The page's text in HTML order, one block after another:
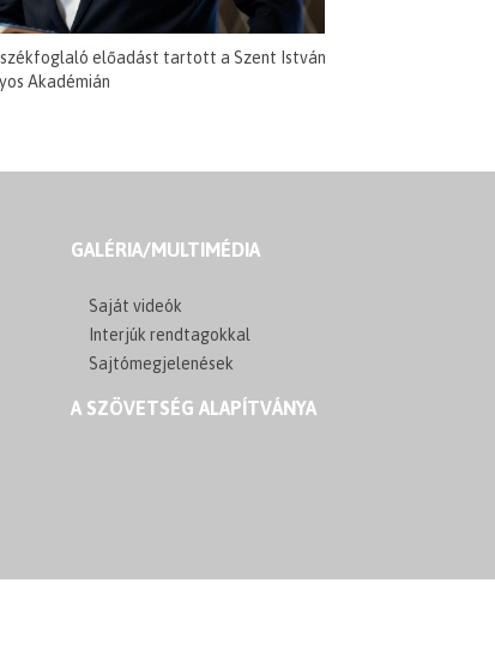
székfoglaló előadást tartott a Szent István
Akadémián
GALÉRIA/MULTIMÉDIA
Saját videók
Interjúk rendtagokkal
Sajtómegjelenések
A SZÖVETSÉG ALAPÍTVÁNYA